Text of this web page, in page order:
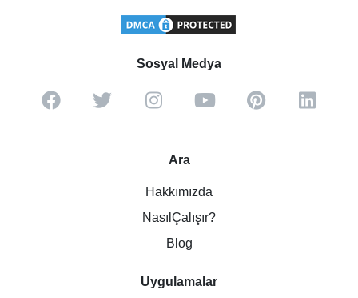
Sosyal Medya
Ara
Hakkımızda
NasılÇalışır?
Blog
Uygulamalar